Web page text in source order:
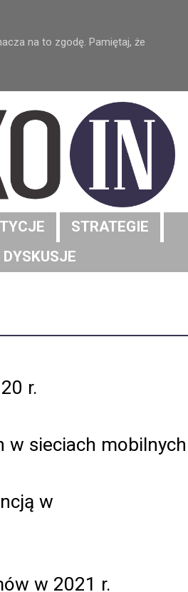
na to zgodę. Pamiętaj, że
STRATEGIE
DYSKUSJE
r.
w sieciach mobilnych
w
w 2021 r.